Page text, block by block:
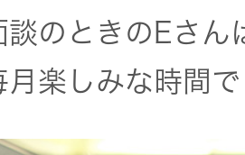
談のときのEさん
月楽しみな時間